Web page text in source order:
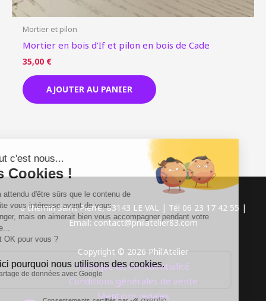
Mortier et pilon
Mortier en bois d’If et pilon en bois de Cade
35,00 €
AJOUTER AU PANIER
6 chemin Saint Pierre, 83143 LE VAL | Tél 06 23 17 42 55 |
Email: contact@philatelier83.com
Copyright © 2026 Phil'Atelier
Politique de confidentialité
Conditions générales de vente
Mentions legales